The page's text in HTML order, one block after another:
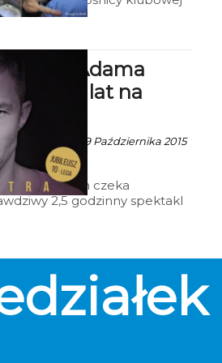
mają w czym wybierać.
się sporo koncertów.
Adama
- 10 lat na
za HSW - 9 Października 2015
19:13
koszalinian czeka
2,5 godzinny spektakl
zapewni najlepsze doznania
Widowisko uzupełnią
specjalnie na tę
wizualizacje, wyświetlane